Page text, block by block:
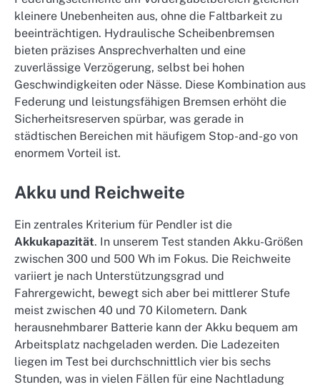
kleinere Unebenheiten aus, ohne die Faltbarkeit zu
beeinträchtigen. Hydraulische Scheibenbremsen
bieten präzises Ansprechverhalten und eine
zuverlässige Verzögerung, selbst bei hohen
Geschwindigkeiten oder Nässe. Diese Kombination aus
Federung und leistungsfähigen Bremsen erhöht die
Sicherheitsreserven spürbar, was gerade in
städtischen Bereichen mit häufigem Stop-and-go von
enormem Vorteil ist.
Akku und Reichweite
Ein zentrales Kriterium für Pendler ist die
Akkukapazität. In unserem Test standen Akku-Größen
zwischen 300 und 500 Wh im Fokus. Die Reichweite
variiert je nach Unterstützungsgrad und
Fahrergewicht, bewegt sich aber bei mittlerer Stufe
meist zwischen 40 und 70 Kilometern. Dank
herausnehmbarer Batterie kann der Akku bequem am
Arbeitsplatz nachgeladen werden. Die Ladezeiten
liegen im Test bei durchschnittlich vier bis sechs
Stunden, was in vielen Fällen für eine Nachtladung